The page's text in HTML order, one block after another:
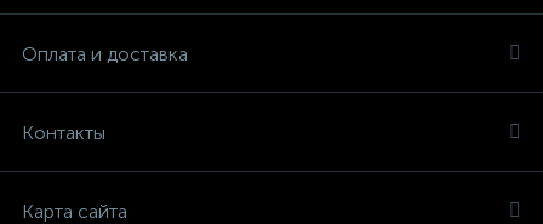
Оплата и доставка
Контакты
Карта сайта